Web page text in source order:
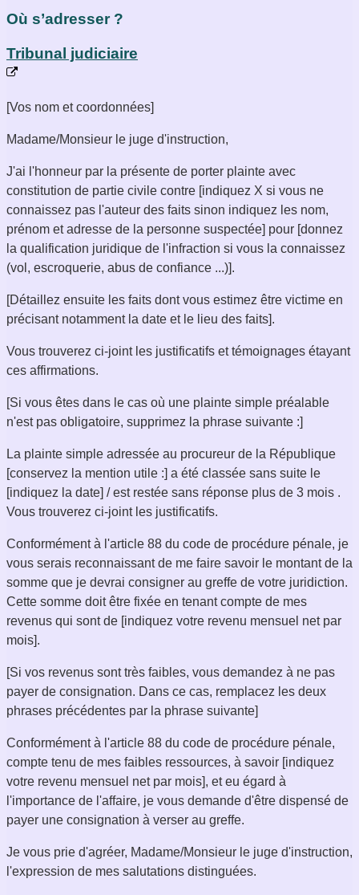
Où s’adresser ?
Tribunal judiciaire
[Vos nom et coordonnées]
Madame/Monsieur le juge d'instruction,
J'ai l'honneur par la présente de porter plainte avec
constitution de partie civile contre [indiquez X si vous ne
connaissez pas l'auteur des faits sinon indiquez les nom,
prénom et adresse de la personne suspectée] pour [donnez
la qualification juridique de l'infraction si vous la connaissez
(vol, escroquerie, abus de confiance ...)].
[Détaillez ensuite les faits dont vous estimez être victime en
précisant notamment la date et le lieu des faits].
Vous trouverez ci-joint les justificatifs et témoignages étayant
ces affirmations.
[Si vous êtes dans le cas où une plainte simple préalable
n'est pas obligatoire, supprimez la phrase suivante :]
La plainte simple adressée au procureur de la République
[conservez la mention utile :] a été classée sans suite le
[indiquez la date] / est restée sans réponse plus de 3 mois .
Vous trouverez ci-joint les justificatifs.
Conformément à l'article 88 du code de procédure pénale, je
vous serais reconnaissant de me faire savoir le montant de la
somme que je devrai consigner au greffe de votre juridiction.
Cette somme doit être fixée en tenant compte de mes
revenus qui sont de [indiquez votre revenu mensuel net par
mois].
[Si vos revenus sont très faibles, vous demandez à ne pas
payer de consignation. Dans ce cas, remplacez les deux
phrases précédentes par la phrase suivante]
Conformément à l'article 88 du code de procédure pénale,
compte tenu de mes faibles ressources, à savoir [indiquez
votre revenu mensuel net par mois], et eu égard à
l'importance de l'affaire, je vous demande d'être dispensé de
payer une consignation à verser au greffe.
Je vous prie d'agréer, Madame/Monsieur le juge d'instruction,
l'expression de mes salutations distinguées.